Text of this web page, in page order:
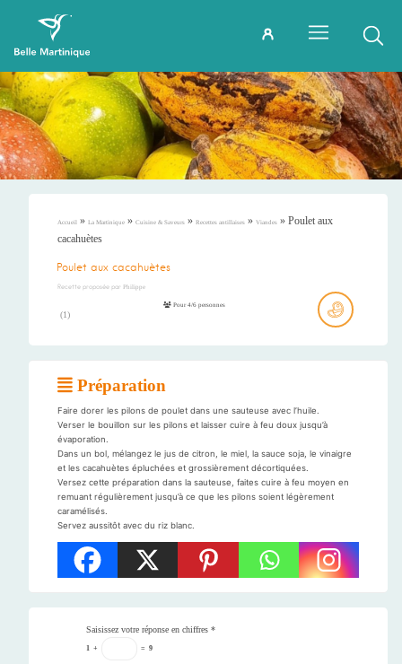
Accueil » La Martinique » Cuisine & Saveurs » Recettes antillaises » Viandes » Poulet aux
cacahuètes
Poulet aux cacahuètes
Recette proposée par Philippe
(1)
Pour 4/6 personnes
Préparation
Faire dorer les pilons de poulet dans une sauteuse avec l’huile.
Verser le bouillon sur les pilons et laisser cuire à feu doux jusqu’à
évaporation.
Dans un bol, mélangez le jus de citron, le miel, la sauce soja, le vinaigre
et les cacahuètes épluchées et grossièrement décortiquées.
Versez cette préparation dans la sauteuse, faites cuire à feu moyen en
remuant régulièrement jusqu’à ce que les pilons soient légèrement
caramélisés.
Servez aussitôt avec du riz blanc.
Saisissez votre réponse en chiffres *
1 + = 9